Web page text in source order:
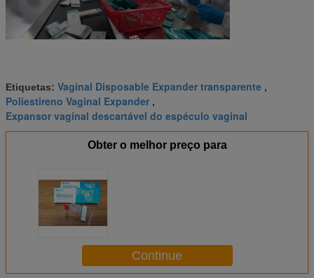
Etiquetas: Vaginal Disposable Expander transparente ,
Poliestireno Vaginal Expander ,
Expansor vaginal descartável do espéculo vaginal
Obter o melhor preço para
Continue